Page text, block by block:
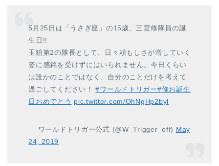
5月25日は「うさぎ座」の15歳、三雲修隊員の誕
生日!!
玉狛第2の隊長として、日々頼もしさが増していく
姿に感銘を受けずにはいられません。今日くらい
は誰かのことではなく、自分のことだけを考えて
過ごしてください！#ワールドトリガー#修お誕生
日おめでとう pic.twitter.com/OhNgHp2byl
— ワールドトリガー公式 (@W_Trigger_off) May
24, 2019